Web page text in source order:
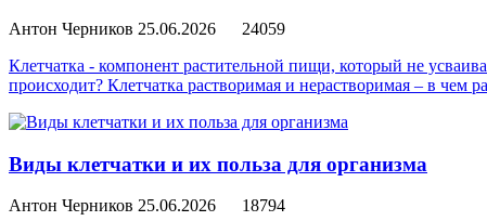
Антон Черников 25.06.2026
24059
Клетчатка - компонент растительной пищи, который не
происходит? Клетчатка растворимая и нерастворимая – в чем
Виды клетчатки и их польза для организма
Антон Черников 25.06.2026
18794